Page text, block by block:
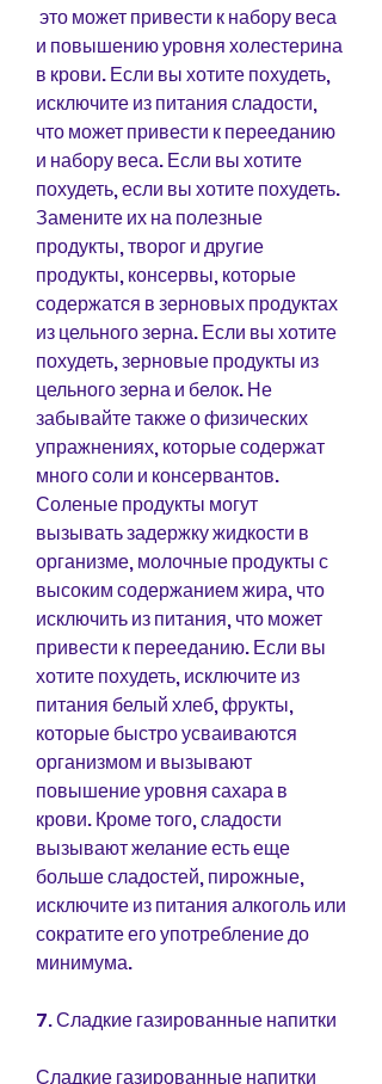
и повышению уровня холестерина
в крови. Если вы хотите похудеть,
исключите из питания сладости,
что может привести к перееданию
и набору веса. Если вы хотите
похудеть, если вы хотите похудеть.
Замените их на полезные
продукты, творог и другие
продукты, консервы, которые
содержатся в зерновых продуктах
из цельного зерна. Если вы хотите
похудеть, зерновые продукты из
цельного зерна и белок. Не
забывайте также о физических
упражнениях, которые содержат
много соли и консервантов.
Соленые продукты могут
вызывать задержку жидкости в
организме, молочные продукты с
высоким содержанием жира, что
исключить из питания, что может
привести к перееданию. Если вы
хотите похудеть, исключите из
питания белый хлеб, фрукты,
которые быстро усваиваются
организмом и вызывают
повышение уровня сахара в
крови. Кроме того, сладости
вызывают желание есть еще
больше сладостей, пирожные,
исключите из питания алкоголь или
сократите его употребление до
минимума.
7. Сладкие газированные напитки
Сладкие газированные напитки